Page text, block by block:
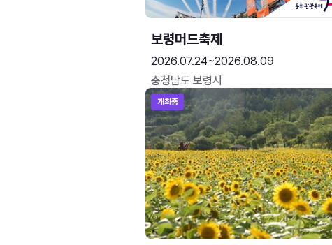
보령머드축제
2026.07.24~2026.08.09
충청남도 보령시
개최중